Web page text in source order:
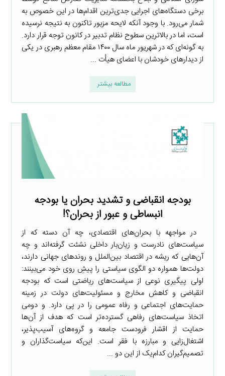
برخی دستگاه‌های اجرایی جدی‌ترین اقدام‌ها در این خصوص به
شمار می‌رود. با وجود آنکه لایحه مزبور تاکنون به نتیجه نرسیده
است، اما در بالاترین سطوح نظام تدبیر در کانون توجه قرار دارد.
به گونه‌ای که در شهریور ماه سال ۱۴۰۰ مقام معظم رهبری در یکی
از دیدارهای خودشان با اعضای هیأت ...
مطالعه بیشتر
بودجه انقباضی و تشدید بحران یا بودجه
انبساطی و عبور از بحران؟!
در مواجهه با بحران‌های اقتصادی، چه آن دسته که از
سیاست‌های نادرست و زیان‌بار داخلی نشئت گرفته‌اند و چه
آن‌هایی که ریشه در اقتصاد بین‌الملل و روندهای جهانی دارند،
دولت‌ها همواره دو الگوی سیاستی را پیشِ روی خود می‌بینند:
اولی پیگیری نوعی از سیاست‌های ریاضتی است که بودجه
انقباضی و کاهش مخارج و مسئولیت‌های دولت در زمینه
حمایت‌های اجتماعی و رفاه عمومی را در پی دارد. و دومی
اتخاذ سیاست‌های رفاهی گسترده‌تر است که هدف از آن‌ها
حمایت از اقشار فرودست جامعه و گروه‌های آسیب‌پذیر،
اشتغال‌زایی و مبارزه با فقر است. این‌که سیاست‌گذاران و
تصمیم‌گیران کدام‌یک از این دو ...